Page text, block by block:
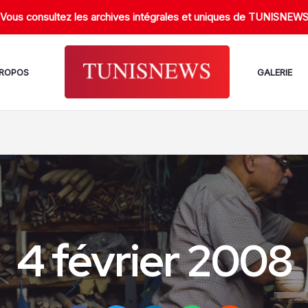
Vous consultez les archives intégrales et uniques de TUNISNEWS
GALERIE
4 février 2008